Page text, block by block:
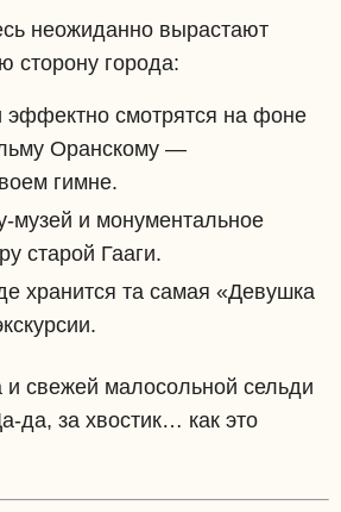
неожиданно вырастают
сторону города:
эффектно смотрятся на фоне
Оранскому —
гимне.
музей и монументальное
старой Гааги.
хранится та самая «Девушка
и свежей малосольной сельди
да, за хвостик… как это